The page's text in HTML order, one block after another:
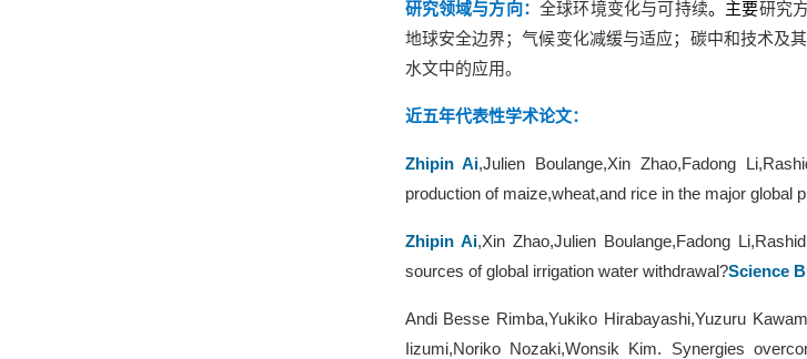
研究领域与方向：全球环境变化与可持续。主要研究
地球安全边界；气候变化减缓与适应；碳中和技术及
水文中的应用。
近五年代表性学术论文：
Zhipin Ai,Julien Boulange,Xin Zhao,Fadong
production of maize,wheat,and rice in the major global
Zhipin Ai,Xin Zhao,Julien Boulange,Fadong
sources of global irrigation water withdrawal?Science
Andi Besse Rimba,Yukiko Hirabayashi,Yuzuru
Iizumi,Noriko Nozaki,Wonsik Kim. Synergies